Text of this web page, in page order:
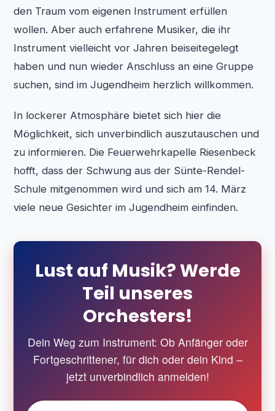
den Traum vom eigenen Instrument erfüllen
wollen. Aber auch erfahrene Musiker, die ihr
Instrument vielleicht vor Jahren beiseitegelegt
haben und nun wieder Anschluss an eine Gruppe
suchen, sind im Jugendheim herzlich willkommen.
In lockerer Atmosphäre bietet sich hier die
Möglichkeit, sich unverbindlich auszutauschen und
zu informieren. Die Feuerwehrkapelle Riesenbeck
hofft, dass der Schwung aus der Sünte-Rendel-
Schule mitgenommen wird und sich am 14. März
viele neue Gesichter im Jugendheim einfinden.
Lust auf Musik? Werde
Teil unseres
Orchesters!
Dein Weg zum Instrument: Ob Anfänger oder
Fortgeschrittener, für dich oder dein Kind –
jetzt unverbindlich anmelden!